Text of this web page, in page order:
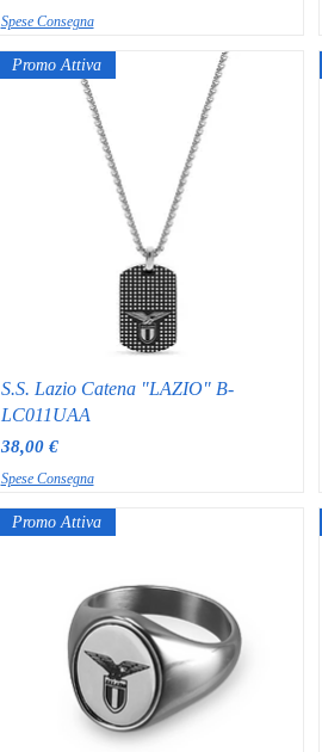
Spese Consegna
Promo Attiva
S.S. Lazio Catena "LAZIO" B-
LC011UAA
Prezzo
38,00 €
Spese Consegna
Promo Attiva